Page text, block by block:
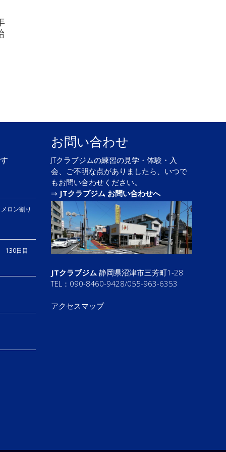
ロン割り
130日目
お問い合わせ
JTクラブジムの練習の見学・体験・入
会、ご不明な点がありましたら、いつで
もお問い合わせください。
⇛ JTクラブジム お問い合わせへ
JTクラブジム静岡県沼津市三芳町1-28
TEL：090-8460-9428/055-963-6353
アクセスマップ